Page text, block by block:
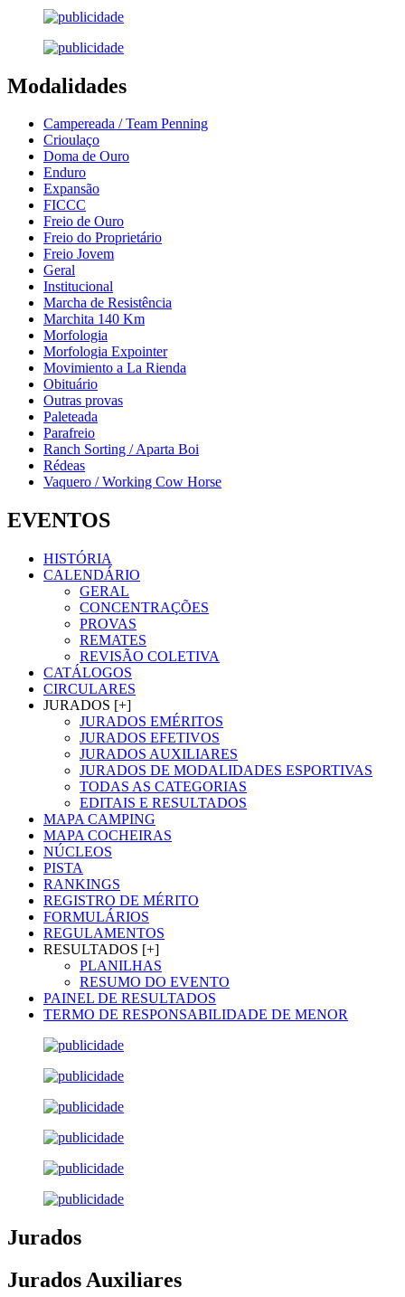
Modalidades
Campereada / Team Penning
Crioulaço
Doma de Ouro
Enduro
Expansão
FICCC
Freio de Ouro
Freio do Proprietário
Freio Jovem
Geral
Institucional
Marcha de Resistência
Marchita 140 Km
Morfologia
Morfologia Expointer
Movimiento a La Rienda
Obituário
Outras provas
Paleteada
Parafreio
Ranch Sorting / Aparta Boi
Rédeas
Vaquero / Working Cow Horse
EVENTOS
HISTÓRIA
CALENDÁRIO
GERAL
CONCENTRAÇÕES
PROVAS
REMATES
REVISÃO COLETIVA
CATÁLOGOS
CIRCULARES
JURADOS [+]
JURADOS EMÉRITOS
JURADOS EFETIVOS
JURADOS AUXILIARES
JURADOS DE MODALIDADES ESPORTIVAS
TODAS AS CATEGORIAS
EDITAIS E RESULTADOS
MAPA CAMPING
MAPA COCHEIRAS
NÚCLEOS
PISTA
RANKINGS
REGISTRO DE MÉRITO
FORMULÁRIOS
REGULAMENTOS
RESULTADOS [+]
PLANILHAS
RESUMO DO EVENTO
PAINEL DE RESULTADOS
TERMO DE RESPONSABILIDADE DE MENOR
Jurados
Jurados Auxiliares